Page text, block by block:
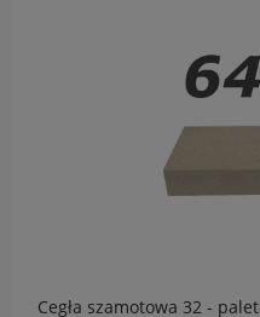
Cegła szamotowa 32 -